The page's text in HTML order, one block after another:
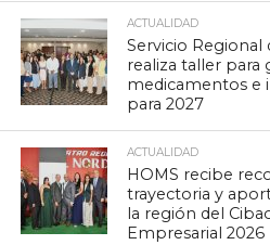
ACTUALIDAD
Servicio Regional
realiza taller para
medicamentos e
para 2027
ACTUALIDAD
HOMS recibe
trayectoria y
la región del
Empresarial 2026